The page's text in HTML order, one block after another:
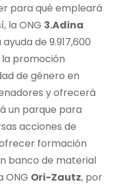
para qué empleará
la ONG 3.Adina
de 9.917,600
promoción
de género en
y ofrecerá
un parque para
acciones de
formación
banco de material
ONG Ori-Zautz, por